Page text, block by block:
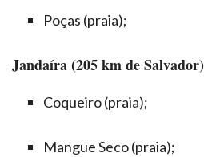
Poças (praia);
Jandaíra (205 km de Salvador)
Coqueiro (praia);
Mangue Seco (praia);